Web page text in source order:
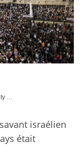
…
israélien
était